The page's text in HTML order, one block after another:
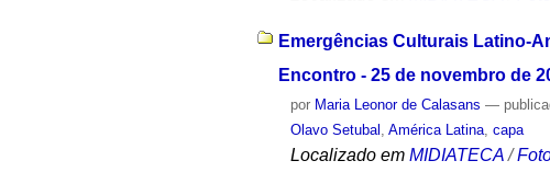
Emergências Culturais Latino-
Encontro - 25 de novembro de
por Maria Leonor de Calasans —
Olavo Setubal
,América Latina ,capa
Localizado em MIDIATECA /